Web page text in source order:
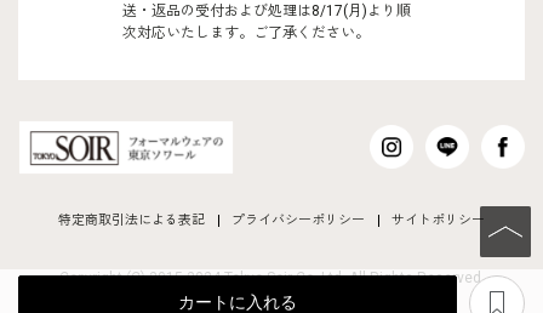
カートに入れる
送・返品の受付および処理は8/17(月)より順
次対応いたします。ご了承ください。
特定商取引法による表記 プライバシーポリシー サイトポリシー
Copyright (C) 2015-2024 Tokyo Soir Co ,Ltd. All Rights Reserved.